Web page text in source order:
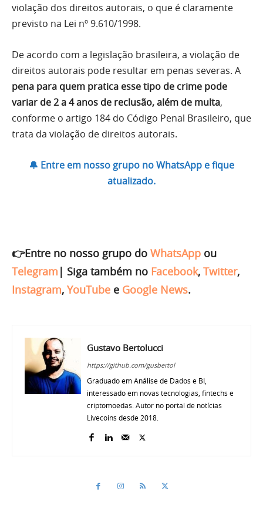
violação dos direitos autorais, o que é claramente
previsto na Lei nº 9.610/1998.
De acordo com a legislação brasileira, a violação de
direitos autorais pode resultar em penas severas. A
pena para quem pratica esse tipo de crime pode
variar de 2 a 4 anos de reclusão, além de multa,
conforme o artigo 184 do Código Penal Brasileiro, que
trata da violação de direitos autorais.
🔔 Entre em nosso grupo no WhatsApp e fique
atualizado.
👉Entre no nosso grupo do WhatsApp ou
Telegram | Siga também no Facebook, Twitter,
Instagram, YouTube e Google News.
Gustavo Bertolucci
https://github.com/gusbertol
Graduado em Análise de Dados e BI,
interessado em novas tecnologias, fintechs e
criptomoedas. Autor no portal de notícias
Livecoins desde 2018.